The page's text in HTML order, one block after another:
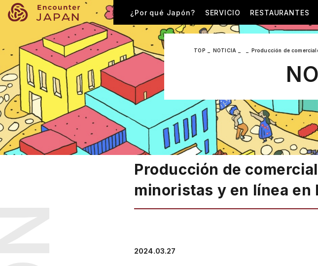
¿Por qué Japón? SERVICIO RESTAURANTES
TOP NOTICIA Producción de
Producción de
minoristas y en línea en
2024.03.27